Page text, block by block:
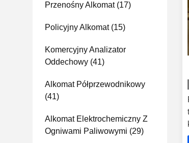
Przenośny Alkomat(17)
Policyjny Alkomat(15)
Komercyjny Analizator
Oddechowy (41)
Alkomat Półprzewodnikowy
(41)
Alkomat Elektrochemiczny Z
Ogniwami Paliwowymi (29)